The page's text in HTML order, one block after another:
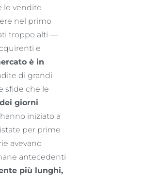
le vendite
nel primo
troppo alti —
e
è in
di grandi
sfide che le
giorni
iniziato a
per prime
avevano
antecedenti
più lunghi,